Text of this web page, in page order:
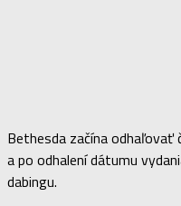
Bethesda začína odhaľovať
a po odhalení dátumu
dabingu.